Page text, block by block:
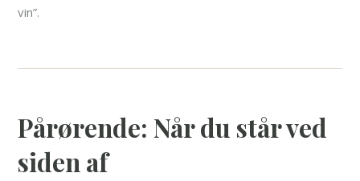
vin”.
Pårørende: Når du står ved
siden af